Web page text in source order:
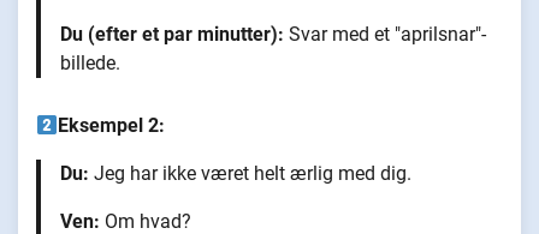
Du (efter et par minutter): Svar med et "aprilsnar"-
billede.
Eksempel 2:
Du: Jeg har ikke været helt ærlig med dig.
Ven: Om hvad?